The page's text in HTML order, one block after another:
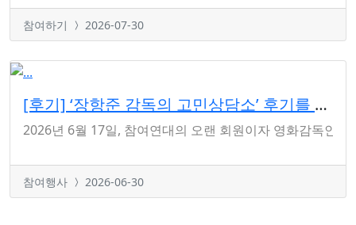
참여하기 2026-07-30
[후기] ‘장항준 감독의 고민상담소’ 후기를 전합니다
2026년 6월 17일, 참여연대의 오랜 회원이자 영화감독인
참여행사 2026-06-30